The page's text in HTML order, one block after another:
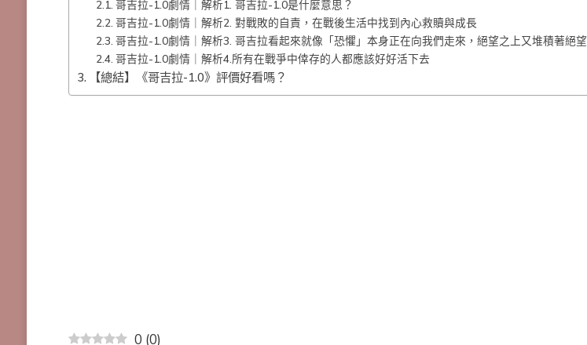
哥吉拉-1.0劇情｜解析1. 哥吉拉-1.0是什麼意思？
哥吉拉-1.0劇情｜解析2. 對戰敗的自責，在戰後生活中找到內心救贖與成長
哥吉拉-1.0劇情｜解析3. 哥吉拉看起來就像「恐懼」本身正在向我們走來，絕望之上又堆積著絕望
哥吉拉-1.0劇情｜解析4.所有在戰爭中倖存的人都應該好好活下去
【總結】《哥吉拉-1.0》評價好看嗎？
0 (0)